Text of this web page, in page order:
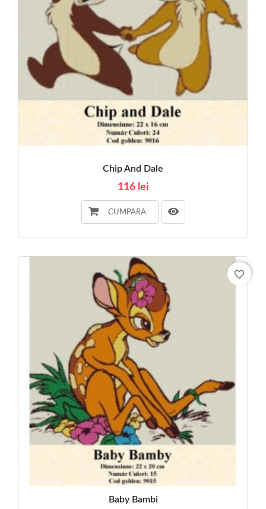
Chip And Dale
116 lei
CUMPARA
Baby Bambi
favorite_border